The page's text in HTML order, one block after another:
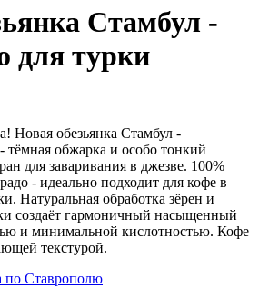
Стамбул -
для турки
Новая обезьянка Стамбул -
тёмная обжарка и особо тонкий
для заваривания в джезве. 100%
- идеально подходит для кофе в
Натуральная обработка зёрен и
создаёт гармоничный насыщенный
и минимальной кислотностью. Кофе
текстурой.